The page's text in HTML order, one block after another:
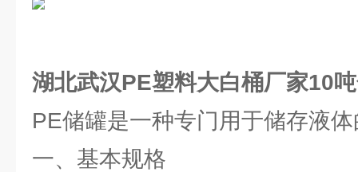
湖北武汉PE塑料大白桶厂家10
PE储罐是一种专门用于储存液
一、基本规格